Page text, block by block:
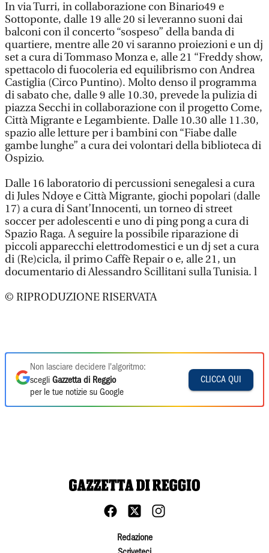
In via Turri, in collaborazione con Binario49 e
Sottoponte, dalle 19 alle 20 si leveranno suoni dai
balconi con il concerto “sospeso” della banda di
quartiere, mentre alle 20 vi saranno proiezioni e un dj
set a cura di Tommaso Monza e, alle 21 “Freddy show,
spettacolo di fuocoleria ed equilibrismo con Andrea
Castiglia (Circo Puntino). Molto denso il programma
di sabato che, dalle 9 alle 10.30, prevede la pulizia di
piazza Secchi in collaborazione con il progetto Come,
Città Migrante e Legambiente. Dalle 10.30 alle 11.30,
spazio alle letture per i bambini con “Fiabe dalle
gambe lunghe” a cura dei volontari della biblioteca di
Ospizio.
Dalle 16 laboratorio di percussioni senegalesi a cura
di Jules Ndoye e Città Migrante, giochi popolari (dalle
17) a cura di Sant’Innocenti, un torneo di street
soccer per adolescenti e uno di ping pong a cura di
Spazio Raga. A seguire la possibile riparazione di
piccoli apparecchi elettrodomestici e un dj set a cura
di (Re)cicla, il primo Caffè Repair o e, alle 21, un
documentario di Alessandro Scillitani sulla Tunisia. l
© RIPRODUZIONE RISERVATA
Non lasciare decidere l'algoritmo:
scegli Gazzetta di Reggio
per le tue notizie su Google
CLICCA QUI
Redazione